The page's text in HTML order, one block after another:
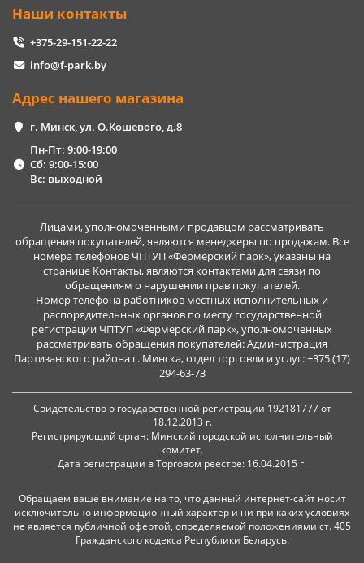
Наши контакты
+375-29-151-22-22
info@f-park.by
Адрес нашего магазина
г. Минск, ул. О.Кошевого, д.8
Пн-Пт: 9:00-19:00
Сб: 9:00-15:00
Вс: выходной
Лицами, уполномоченными продавцом рассматривать
обращения покупателей, являются менеджеры по продажам. Все
номера телефонов ЧПТУП «Фермерский парк», указаны на
странице Контакты, являются контактами для связи по
обращениям о нарушении прав покупателей.
Номер телефона работников местных исполнительных и
распорядительных органов по месту государственной
регистрации ЧПТУП «Фермерский парк», уполномоченных
рассматривать обращения покупателей: Администрация
Партизанского района г. Минска, отдел торговли и услуг: +375 (17)
294-63-73
Свидетельство о государственной регистрации 192181777 от
18.12.2013 г.
Регистрирующий орган: Минский городской исполнительный
комитет.
Дата регистрации в Торговом реестре: 16.04.2015 г.
Обращаем ваше внимание на то, что данный интернет-сайт носит
исключительно информационный характер и ни при каких условиях
не является публичной офертой, определяемой положениями ст. 405
Гражданского кодекса Республики Беларусь.